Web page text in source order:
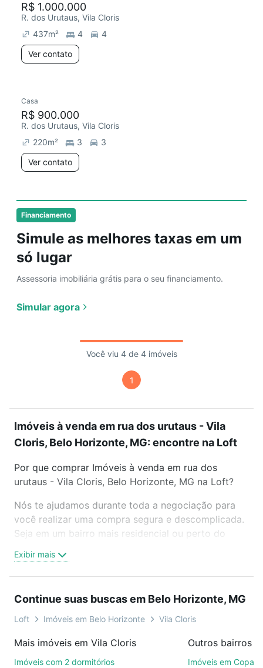
Financiamento
Simule as melhores taxas em um
só lugar
Assessoria imobiliária grátis para o seu financiamento.
Simular agora
R$ 1.000.000
R. dos Urutaus, Vila Cloris
437m² 4
4
Ver contato
Casa
R$ 900.000
R. dos Urutaus, Vila Cloris
220m² 3
3
Ver contato
Você viu 4 de 4 imóveis
1
Imóveis à venda em rua dos urutaus - Vila
Cloris, Belo Horizonte, MG: encontre na Loft
Por que comprar Imóveis à venda em rua dos
urutaus - Vila Cloris, Belo Horizonte, MG na Loft?
Nós te ajudamos durante toda a negociação para
você realizar uma compra segura e descomplicada.
Seja em um bairro mais residencial ou perto do
oferta ideal de Imóveis à venda em rua dos urutaus
- Vila Cloris, Belo Horizonte, MG para conquistar
videochamada, é grátis, sem compromisso e você
ainda conta com mais de 46 mil corretores e
de imóveis.
Exibir mais
Continue suas buscas em Belo Horizonte, MG
Loft Imóveis em Belo Horizonte Vila Cloris
Mais imóveis em Vila Cloris
Imóveis com 2 dormitórios
Imóveis em